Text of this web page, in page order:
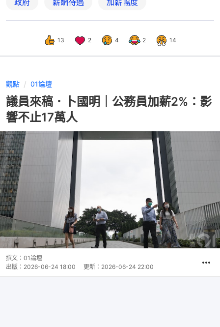
13 2 4 2 14
觀點 01論壇
議員來稿．卜國明｜公務員加薪2%：影
響不止17萬人
撰文： 01論壇
出版： 2026-06-24 18:00 更新： 2026-06-24 22:00